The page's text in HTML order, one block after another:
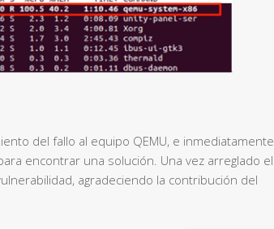
del fallo al equipo QEMU, e inmediatamente
encontrar una solución. Una vez arreglado el
agradeciendo la contribución del